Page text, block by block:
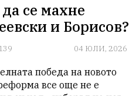
се махне
и Борисов?
04 ЮЛИ, 2026
победа на новото
все още не е